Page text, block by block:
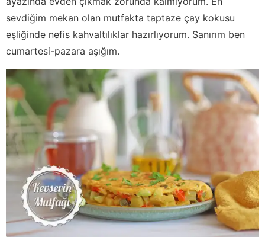
sevdiğim mekan olan mutfakta taptaze çay kokusu
eşliğinde nefis kahvaltılıklar hazırlıyorum. Sanırım ben
cumartesi-pazara aşığım.